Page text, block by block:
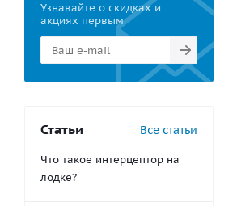
Узнавайте о скидках и
акциях первым
Статьи Все статьи
Что такое интерцептор на
лодке?